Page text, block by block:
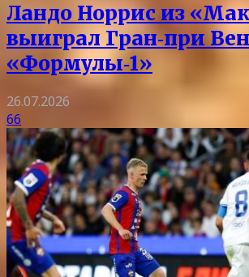
Ландо Норрис из
выиграл Гран‑при
«Формулы‑1»
26.07.2026
66